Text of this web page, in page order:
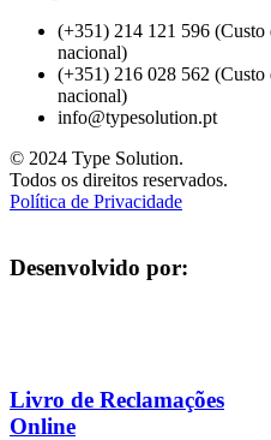
(+351) 214 121 596 (Custo
nacional)
(+351) 216 028 562 (Custo
nacional)
info@typesolution.pt
© 2024 Type Solution.
Todos os direitos reservados.
Política de Privacidade
Desenvolvido por:
Livro de Reclamações
Online